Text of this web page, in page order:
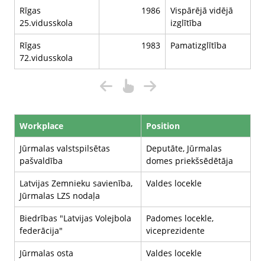
Rīgas
25.vidusskola
1986
Vispārējā vidējā
izglītība
Rīgas
72.vidusskola
1983 Pamatizglītība
Workplace
Position
Jūrmalas valstspilsētas
pašvaldība
Deputāte, Jūrmalas
domes priekšsēdētāja
Latvijas Zemnieku savienība,
Jūrmalas LZS nodaļa
Valdes locekle
Biedrības "Latvijas Volejbola
federācija"
Padomes locekle,
viceprezidente
Jūrmalas osta
Valdes locekle